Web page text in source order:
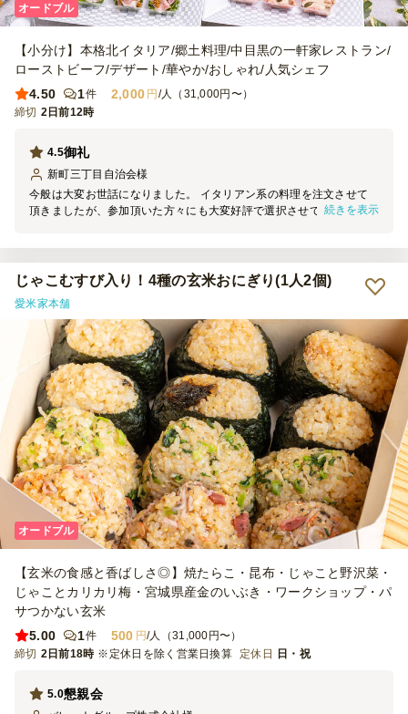
オードブル
【小分け】本格北イタリア/郷土料理/中目黒の一軒家レストラン/
ローストビーフ/デザート/華やか/おしゃれ/人気シェフ
4.50
1件 2,000 円/人（31,000円〜）
締切 2日前12時
御礼
4.5
新町三丁目自治会様
今般は大変お世話になりました。 イタリアン系の料理を注文させて
頂きましたが、参加頂いた方々にも大変好評で選択させて頂いてよか
イを個人用のトレイとして利用させて頂きました。 そうすると、１
トレイに9品が乗り、持ち運びが便利でした。紙皿よりもトレイの方
が高価かと思いますが、余分にトレイを提供されると 丁度1トレイに
収まるので参考にして頂ければ幸いです。 次回もまた機会がありま
したら利用させて頂きますのでその際はよろしくお願いいたします。
続きを表示
じゃこむすび入り！4種の玄米おにぎり(1人2個)
愛米家本舗
オードブル
【玄米の食感と香ばしさ◎】焼たらこ・昆布・じゃこと野沢菜・
じゃことカリカリ梅・宮城県産金のいぶき・ワークショップ・パ
サつかない玄米
5.00
1件 500 円/人（31,000円〜）
締切 2日前18時 ※定休日を除く営業日換算 定休日 日・祝
懇親会
5.0